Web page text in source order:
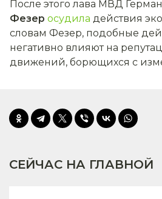
После этого лава МВД
Фезер осудила действия
словам Фезер, подобные
негативно влияют на
движений, борющихся с
СЕЙЧАС НА ГЛАВНОЙ